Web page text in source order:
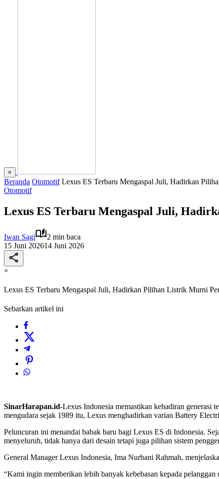
×
Beranda Otomotif Lexus ES Terbaru Mengaspal Juli, Hadirkan
Otomotif
Lexus ES Terbaru Mengaspal Juli,
Iwan Sagi
2 min baca
15 Juni 202614 Juni 2026
×
Lexus ES Terbaru Mengaspal Juli, Hadirkan Pilihan Listrik Murni
Sebarkan artikel ini
SinarHarapan.id-Lexus Indonesia memastikan kehadiran generasi
mengudara sejak 1989 itu, Lexus menghadirkan varian Battery
Peluncuran ini menandai babak baru bagi Lexus ES di Indonesia.
menyeluruh, tidak hanya dari desain tetapi juga pilihan sistem
General Manager Lexus Indonesia, Ima Nurbani Rahmah,
“Kami ingin memberikan lebih banyak kebebasan kepada